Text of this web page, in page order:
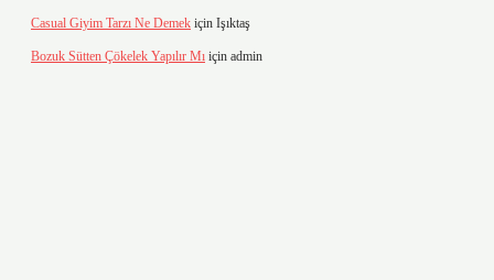
Casual Giyim Tarzı Ne Demek için Işıktaş
Bozuk Sütten Çökelek Yapılır Mı için admin